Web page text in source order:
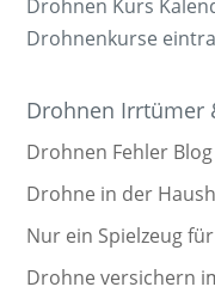
Drohnen Kurs
Drohnenkurse
Drohnen Irrtümer
Drohnen Fehler Blog
Drohne in der
Nur ein Spielzeug
Drohne versichern